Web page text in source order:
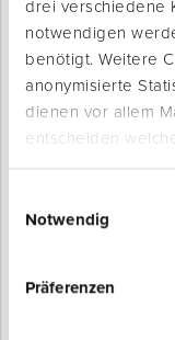
drei verschiedene
notwendigen
benötigt. Weitere
anonymisierte
dienen vor allem
entscheiden
Notwendig
Präferenzen